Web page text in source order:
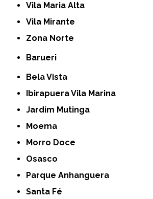
Vila Maria Alta
Vila Mirante
Zona Norte
Barueri
Bela Vista
Ibirapuera Vila Marina
Jardim Mutinga
Moema
Morro Doce
Osasco
Parque Anhanguera
Santa Fé